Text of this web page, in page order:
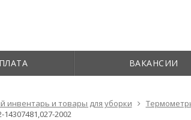
ВАКАНСИИ
инвентарь и товары для уборки
2002